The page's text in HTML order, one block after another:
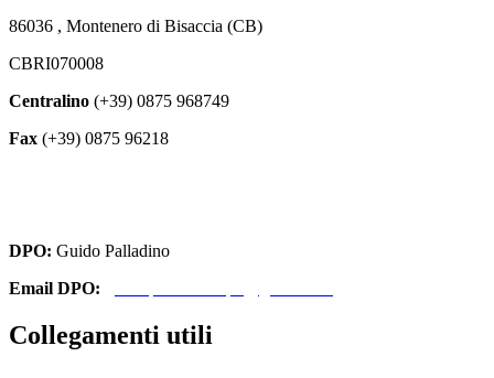
86036 , Montenero di Bisaccia (CB)
CBRI070008
Centralino (+39) 0875 968749
Fax (+39) 0875 96218
DPO: Guido Palladino
Email DPO:
Collegamenti utili